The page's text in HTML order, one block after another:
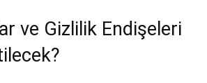
ve Gizlilik Endişeleri